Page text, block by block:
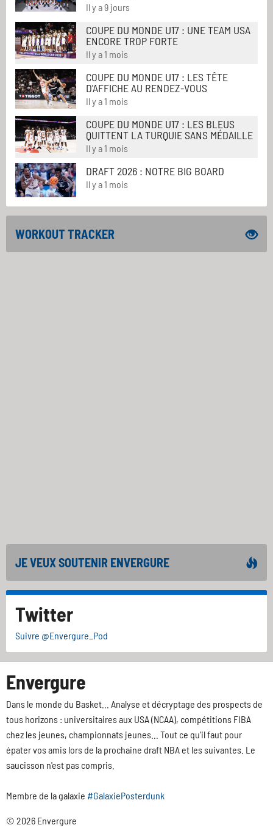
Il y a 9 jours
COUPE DU MONDE U17 : UNE TEAM USA
ENCORE TROP FORTE
Il y a 1 mois
COUPE DU MONDE U17 : LES TÊTE
D'AFFICHE AU RENDEZ-VOUS
Il y a 1 mois
COUPE DU MONDE U17 : LES BLEUS
QUITTENT LA TURQUIE SANS MÉDAILLE
Il y a 1 mois
DRAFT 2026 : NOTRE BIG BOARD
Il y a 1 mois
WORKOUT TRACKER
JE VEUX SOUTENIR ENVERGURE
Twitter
Suivre @Envergure_Pod
Envergure
Dans le monde du Basket... Analyse et décryptage des prospects de
tous horizons : universitaires aux USA (NCAA), compétitions FIBA
chez les jeunes, championnats jeunes... Tout ce qu'il faut pour
épater vos amis lors de la prochaine draft NBA et les suivantes. Le
saucisson n'est pas compris.
Membre de la galaxie #GalaxiePosterdunk
© 2026 Envergure